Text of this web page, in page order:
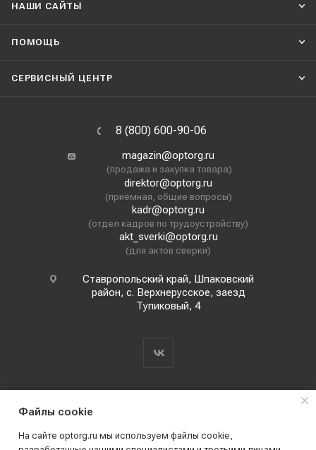
НАШИ CАЙТЫ
ПОМОЩЬ
СЕРВИСНЫЙ ЦЕНТР
8 (800) 600-90-06
magazin@optorg.ru
(продажа и закупка товара)
direktor@optorg.ru
(приёмная, общие вопросы)
kadr@optorg.ru
(отдел кадров по трудоустройству)
akt_sverki@optorg.ru
(для актов сверки)
Ставропольский край, Шпаковский
район, с. Верхнерусское, заезд
Тупиковый, 4
Файлы cookie
На сайте optorg.ru мы используем файлы cookie,